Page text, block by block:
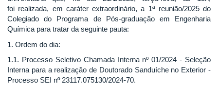
foi realizada, em caráter extraordinário, a 1ª reunião/2025 do
Colegiado do Programa de Pós-graduação em Engenharia
Química para tratar da seguinte pauta:
1. Ordem do dia:
1.1. Processo Seletivo Chamada Interna nº 01/2024 - Seleção
Interna para a realização de Doutorado Sanduíche no Exterior -
Processo SEI nº 23117.075130/2024-70.